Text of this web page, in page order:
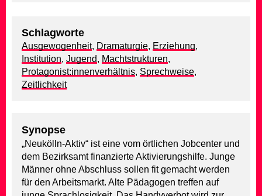
Schlagworte
Ausgewogenheit, Dramaturgie, Erziehung,
Institution, Jugend, Machtstrukturen,
Protagonist:innenverhältnis, Sprechweise,
Zeitlichkeit
Synopse
„Neukölln-Aktiv“ ist eine vom örtlichen Jobcenter und
dem Bezirksamt finanzierte Aktivierungshilfe. Junge
Männer ohne Abschluss sollen fit gemacht werden
für den Arbeitsmarkt. Alte Pädagogen treffen auf